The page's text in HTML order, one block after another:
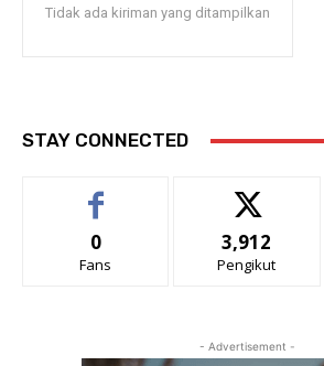
Tidak ada kiriman yang ditampilkan
STAY CONNECTED
0
Fans
3,912
Pengikut
- Advertisement -